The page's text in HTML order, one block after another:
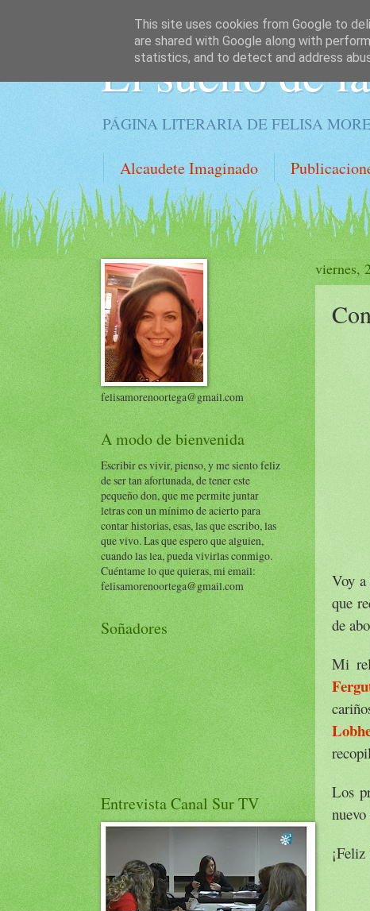
El sueño de
PÁGINA LITERARIA DE FELISA
Alcaudete Imaginado
viernes,
Voy a
que
de
Mi
Los
felisamorenoortega@gmail.com
A modo de bienvenida
Escribir es vivir, pienso, y me siento feliz
de ser tan afortunada, de tener este
pequeño don, que me permite juntar
letras con un mínimo de acierto para
contar historias, esas, las que escribo, las
que vivo. Las que espero que alguien,
cuando las lea, pueda vivirlas conmigo.
Cuéntame lo que quieras, mi email:
felisamorenoortega@gmail.com
Soñadores
Entrevista Canal Sur TV
This site uses cookies from Google to
are shared with Google along with
statistics, and to detect and address